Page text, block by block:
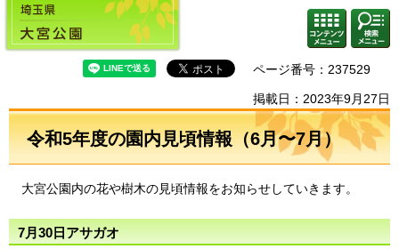
埼玉県 大宮公園
コンテ
ンツメ
ニュー
検索・
共通メ
ニュー
ページ番号：237529
掲載日：2023年9月27日
令和5年度の園内見頃情報（6月〜7月）
大宮公園内の花や樹木の見頃情報をお知らせしていきます。
7月30日アサガオ